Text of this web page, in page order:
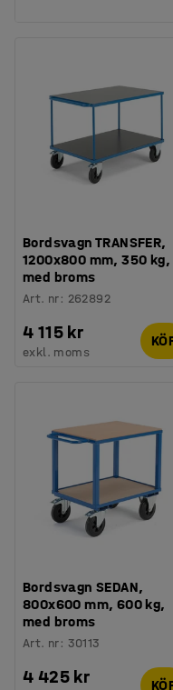
Bordsvagn TRANSFER,
1200x800 mm, 350 kg,
med broms
Art. nr: 262892
4 115 kr
exkl. moms
Bordsvagn SEDAN,
800x600 mm, 600 kg,
med broms
Art. nr: 30113
4 425 kr